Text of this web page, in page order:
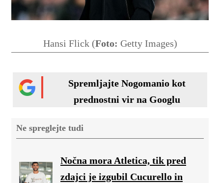
Hansi Flick (Foto: Getty Images)
Spremljajte Nogomanio kot
prednostni vir na Googlu
Ne spreglejte tudi
Nočna mora Atletica, tik pred
zdajci je izgubil Cucurello in